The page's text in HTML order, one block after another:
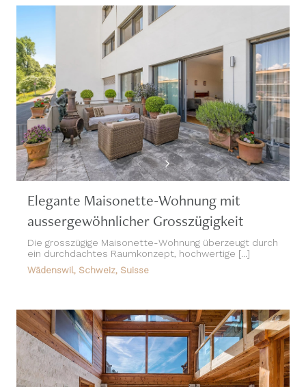
Elegante Maisonette-Wohnung mit
aussergewöhnlicher Grosszügigkeit
Die grosszügige Maisonette-Wohnung überzeugt durch
ein durchdachtes Raumkonzept, hochwertige [...]
Wädenswil, Schweiz, Suisse